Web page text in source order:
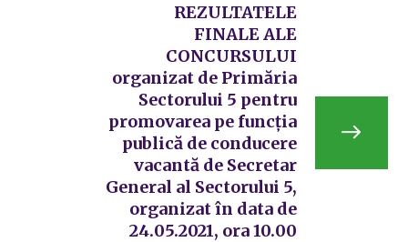
REZULTATELE
FINALE ALE
CONCURSULUI
organizat de Primăria
Sectorului 5 pentru
promovarea pe funcția
publică de conducere
vacantă de Secretar
General al Sectorului 5,
organizat în data de
24.05.2021, ora 10.00